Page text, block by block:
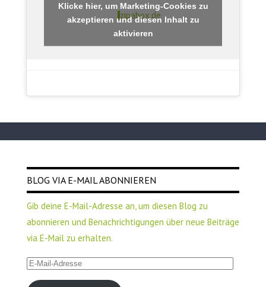
zipabox.de
Klicke hier, um Marketing-Cookies zu
akzeptieren und diesen Inhalt zu
aktivieren
BLOG VIA E-MAIL ABONNIEREN
Gib deine E-Mail-Adresse an, um diesen Blog zu
abonnieren und Benachrichtigungen über neue Beiträge
via E-Mail zu erhalten.
E-
Mail-